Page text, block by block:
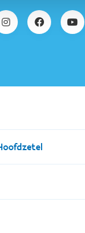
BE 0248.142.826
we